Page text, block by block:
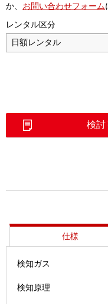
か、 お問い合わせフォーム
レンタル区分
検討
仕様
検知ガス
検知原理